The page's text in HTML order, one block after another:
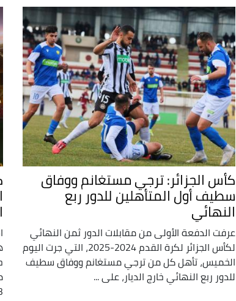
كأس الجزائر: ترجي مستغانم ووفاق
سطيف أول المتأهلين للدور ربع
النهائي
عرفت الدفعة الأولى من مقابلات الدور ثمن النهائي
لكأس الجزائر لكرة القدم 2024-2025، التي جرت اليوم
الخميس، تأهل كل من ترجي مستغانم ووفاق سطيف
للدور ربع النهائي خارج الديار، على ...